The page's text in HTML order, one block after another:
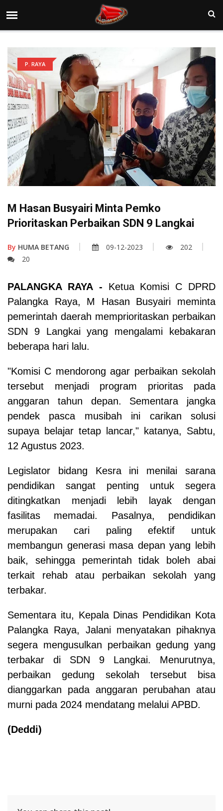
P. RAYA
M Hasan Busyairi Minta Pemko
Prioritaskan Perbaikan SDN 9 Langkai
By HUMA BETANG 09-12-2023
202
20
PALANGKA RAYA - Ketua Komisi C DPRD
Palangka Raya, M Hasan Busyairi meminta
pemerintah daerah memprioritaskan perbaikan
SDN 9 Langkai yang mengalami kebakaran
beberapa hari lalu.
"Komisi C mendorong agar perbaikan sekolah
tersebut menjadi program prioritas pada
anggaran tahun depan. Sementara jangka
pendek pasca musibah ini carikan solusi
supaya belajar tetap lancar," katanya, Sabtu,
12 Agustus 2023.
Legislator bidang Kesra ini menilai sarana
pendidikan sangat penting untuk segera
ditingkatkan menjadi lebih layak dengan
fasilitas memadai. Pasalnya, pendidikan
merupakan cari paling efektif untuk
membangun generasi masa depan yang lebih
baik, sehingga pemerintah tidak boleh abai
terkait rehab atau perbaikan sekolah yang
terbakar.
Sementara itu, Kepala Dinas Pendidikan Kota
Palangka Raya, Jalani menyatakan pihaknya
segera mengusulkan perbaikan gedung yang
terbakar di SDN 9 Langkai. Menurutnya,
perbaikan gedung sekolah tersebut bisa
dianggarkan pada anggaran perubahan atau
murni pada 2024 mendatang melalui APBD.
(Deddi)